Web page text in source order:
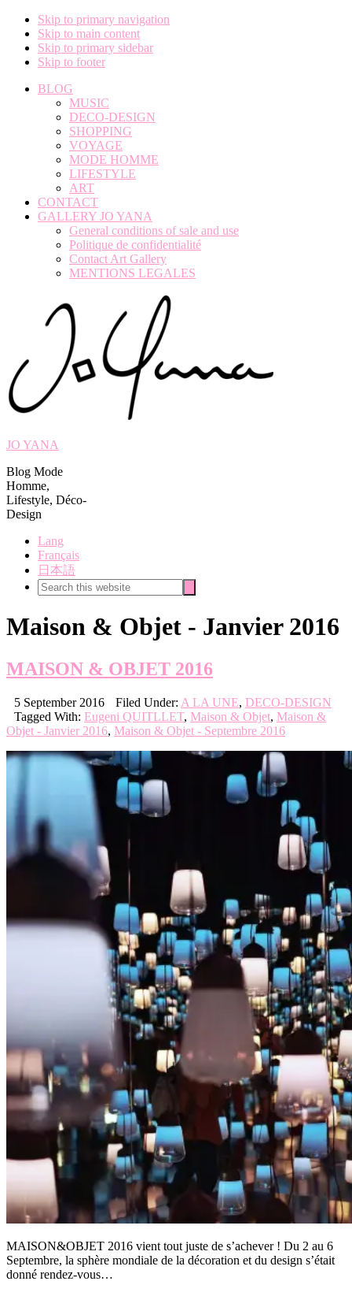
Skip to primary navigation
Skip to main content
Skip to primary sidebar
Skip to footer
BLOG
MUSIC
DECO-DESIGN
SHOPPING
VOYAGE
MODE HOMME
LIFESTYLE
ART
CONTACT
GALLERY JO YANA
General conditions of sale and use
Politique de confidentialité
Contact Art Gallery
MENTIONS LEGALES
JO YANA
Blog Mode
Homme,
Lifestyle, Déco-
Design
Lang
Français
日本語
Search
this
Maison & Objet - Janvier 2016
MAISON & OBJET 2016
5 September 2016 Filed Under: A LA UNE, DECO-DESIGN
Tagged With: Eugeni QUITLLET, Maison & Objet, Maison &
Objet - Janvier 2016, Maison & Objet - Septembre 2016
MAISON&OBJET 2016 vient tout juste de s’achever ! Du 2 au 6
Septembre, la sphère mondiale de la décoration et du design s’était
donné rendez-vous…